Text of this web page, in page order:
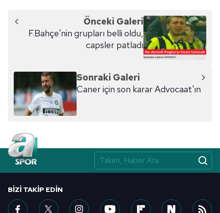
Önceki Galeri
F.Bahçe'nin grupları belli oldu,
capsler patladı
Sonraki Galeri
Caner için son karar Advocaat'ın
BIZI TAKIP EDIN